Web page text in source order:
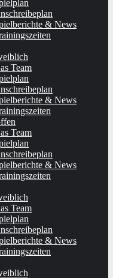
& News
Team
& News
Team
& News
Team
& News